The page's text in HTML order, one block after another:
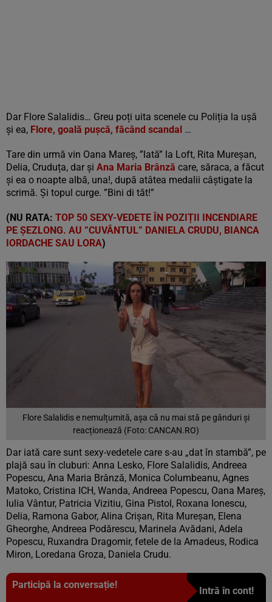
Dar Flore Salalidis… Greu poți uita scenele cu Poliția la ușă
și ea, Flore, goală pușcă, făcând scandal …
Tare din urmă vin Oana Mareș, ”lată” la Loft, Rita Mureșan,
Delia, Cruduța, dar și Ana Maria Brânză care, săraca, a făcut
și ea o noapte albă, una!, după atâtea medalii câștigate la
scrimă. Și topul curge. ”Bini di tăt!”
(NU RATA: TOP 50 SEXY-VEDETE ÎN POZIȚII INCENDIARE
PE ȘEZLONG. AU ”CUVÂNTUL” DANIELA CRUDU, BIANCA
IORDACHE SAU LORA)
Flore Salalidis e nemulțumită, așa că nu mai stă pe gânduri și
reacționează (Foto: CANCAN.RO)
Dar iată care sunt sexy-vedetele care s-au „dat în stambă”, pe
plajă sau în cluburi: Anna Lesko, Flore Salalidis, Andreea
Popescu, Ana Maria Brânză, Monica Columbeanu, Agnes
Matoko, Cristina ICH, Wanda, Andreea Popescu, Oana Mareș,
Iulia Vântur, Patricia Vizitiu, Gina Pistol, Roxana Ionescu,
Delia, Ramona Gabor, Alina Crișan, Rita Mureșan, Elena
Gheorghe, Andreea Podărescu, Marinela Avădani, Adela
Popescu, Ruxandra Dragomir, fetele de la Amadeus, Rodica
Miron, Loredana Groza, Daniela Crudu.
Participă la conversație!
Intră în cont!